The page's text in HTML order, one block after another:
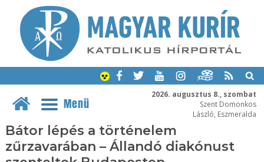
2026. augusztus 8., szombat
Szent Domonkos
László, Eszmeralda
Menü
Bátor lépés a történelem
zűrzavarában – Állandó diakónust